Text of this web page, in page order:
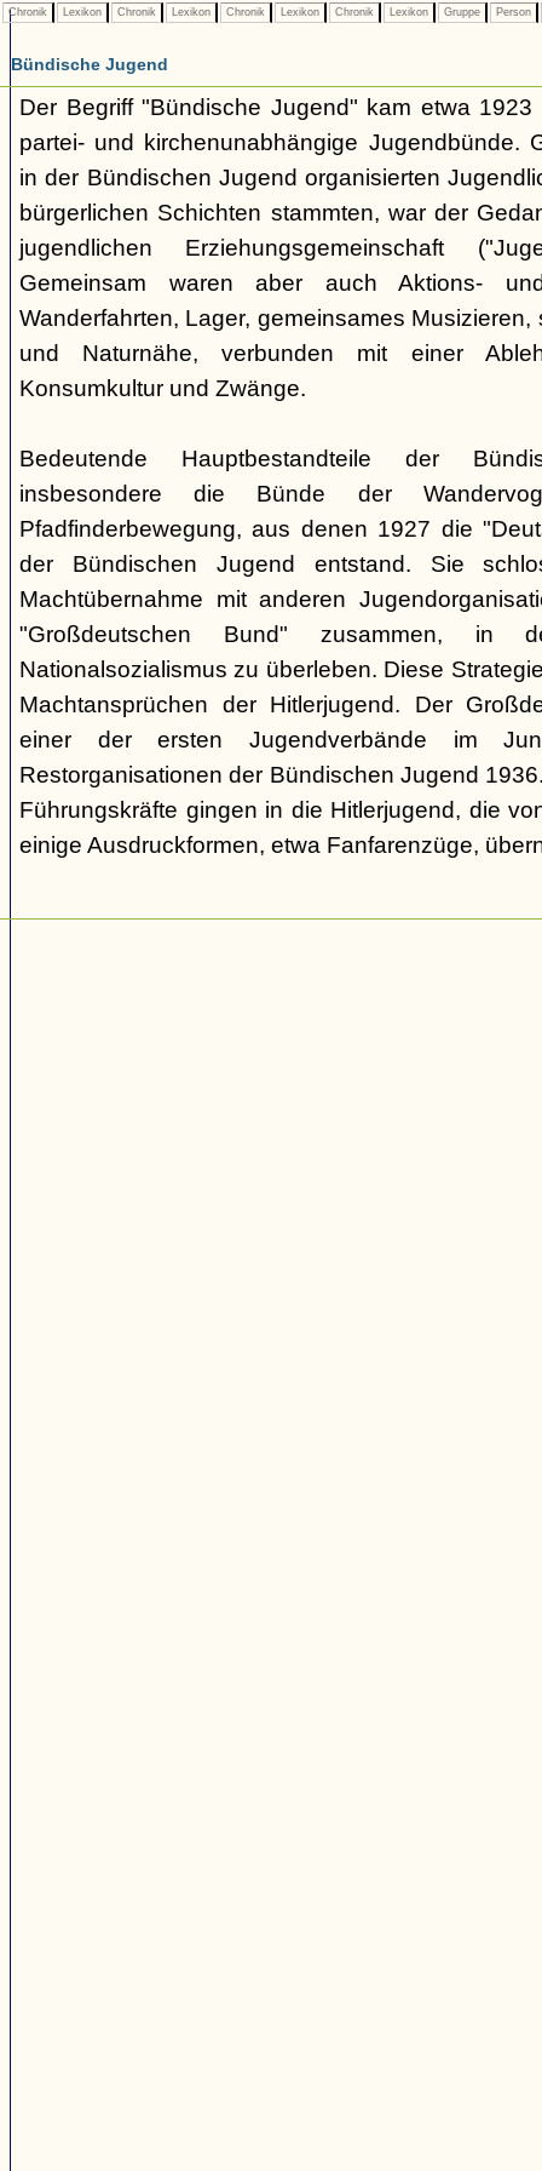
Chronik Lexikon Chronik Lexikon Chronik Lexikon Chronik Lexikon Gruppe Person
Bündische Jugend
Der Begriff "Bündische Jugend" kam etwa
partei- und kirchenunabhängige Jugendbünde.
in der Bündischen Jugend organisierten
bürgerlichen Schichten stammten, war der
jugendlichen Erziehungsgemeinschaft
Gemeinsam waren aber auch Aktions-
Wanderfahrten, Lager, gemeinsames
und Naturnähe, verbunden mit einer
Konsumkultur und Zwänge.
Bedeutende Hauptbestandteile der
insbesondere die Bünde der
Pfadfinderbewegung, aus denen 1927 die
der Bündischen Jugend entstand. Sie
Machtübernahme mit anderen
"Großdeutschen Bund" zusammen,
Nationalsozialismus zu überleben. Diese
Machtansprüchen der Hitlerjugend. Der
einer der ersten Jugendverbände im
Restorganisationen der Bündischen Jugend
Führungskräfte gingen in die Hitlerjugend, die
einige Ausdruckformen, etwa Fanfarenzüge,